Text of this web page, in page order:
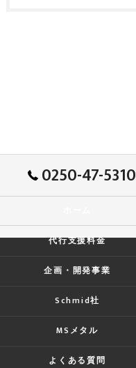
0250-47-5310
代行支援料金
企画・開発事業
Schmid社
MSメタル
よくある質問